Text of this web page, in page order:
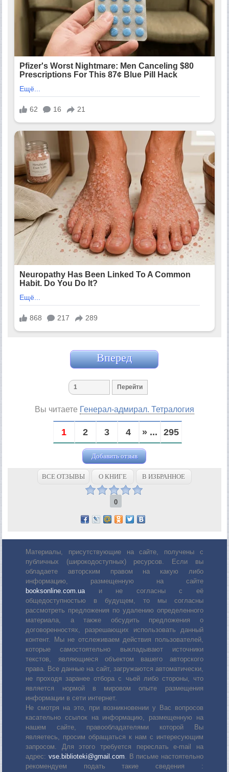
Вперед
Вы читаете Генерал-адмирал. Тетралогия
1 2 3 4 » ... 295
Добавить отзыв
ВСЕ ОТЗЫВЫ О КНИГЕ В ИЗБРАННОЕ
0
Материалы, присутствующие на сайте, получены с
публичных (широкодоступных) ресурсов. Если вы
обладаете авторским правом на какую либо
информацию, размещенную на сайте
booksonline.com.ua и не согласны с её
общедоступностью в будущем, то мы согласны
рассмотреть предложения по удалению определенного
материала, а также обсудить предложения о
договоренностях, разрешающих использовать данный
контент. Мы не отслеживаем действия пользователей,
которые самостоятельно выкладывают источники
текстов, являющиеся объектом вашего авторского
права. Все данные на сайт, загружаются автоматически,
не проходя заранее отбора с чьей либо стороны, что
является нормой в мировом опыте размещения
информации в сети интернет.
Не смотря на это, при возникновении у Вас вопросов
касательно ссылок на информацию, размещенную на
нашем сайте, правообладателями которой Вы
являетесь, просим обращаться к нам с интересующим
запросом. Для этого требуется переслать е-mail на
адрес: vse.biblioteki@gmail.com . В письме настоятельно
рекомендуем подать такие сведения :